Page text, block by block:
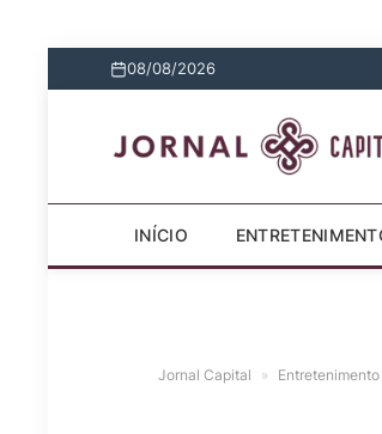
08/08/2026
INÍCIO
Jornal Capital » Entretenimento